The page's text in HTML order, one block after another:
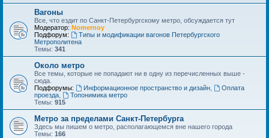
Вагоны
Все, что ездит по Санкт-Петербургскому метро, обсуждается тут
Модератор: Nomernoy
Подфорум:
Типы и модификации вагонов Петербургского
Метрополитена
Темы: 341
Около метро
Все темы, которые не попадают ни в одну из перечисленных выше -
сюда.
Подфорумы:
Информационное пространство и дизайн,
Оплата
проезда
Топонимика метро
Темы: 915
Метро за пределами Санкт-Петербурга
Здесь мы пишем о метро, располагающемся вне нашего города
Темы: 166